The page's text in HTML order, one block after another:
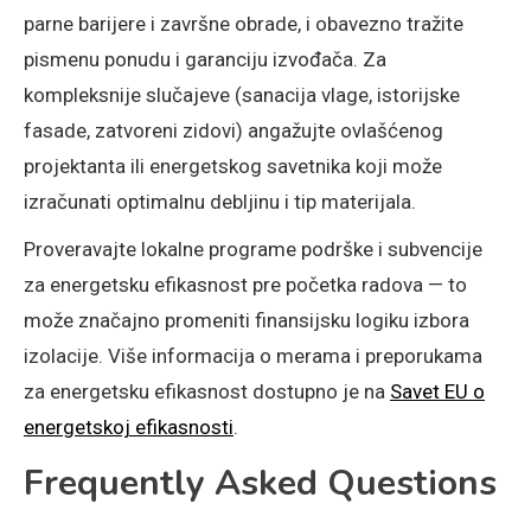
parne barijere i završne obrade, i obavezno tražite
pismenu ponudu i garanciju izvođača. Za
kompleksnije slučajeve (sanacija vlage, istorijske
fasade, zatvoreni zidovi) angažujte ovlašćenog
projektanta ili energetskog savetnika koji može
izračunati optimalnu debljinu i tip materijala.
Proveravajte lokalne programe podrške i subvencije
za energetsku efikasnost pre početka radova — to
može značajno promeniti finansijsku logiku izbora
izolacije. Više informacija o merama i preporukama
za energetsku efikasnost dostupno je na Savet EU o
energetskoj efikasnosti.
Frequently Asked Questions